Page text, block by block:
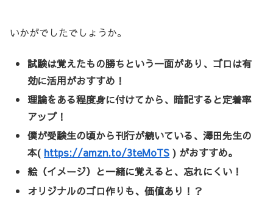
いかがでしたでしょうか。
試験は覚えたもの勝ちという一面があり、ゴロは有
効に活用がおすすめ！
理論をある程度身に付けてから、暗記すると定着率
アップ！
僕が受験生の頃から刊行が続いている、澤田先生の
本( https://amzn.to/3teMoTS ) がおすすめ。
絵（イメージ）と一緒に覚えると、忘れにくい！
オリジナルのゴロ作りも、価値あり！？